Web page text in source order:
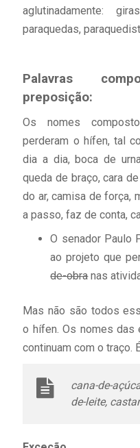
aglutinadamente:
paraquedas,
Palavras
preposição:
Os nomes
perderam o hífen, tal
dia a dia, boca de
queda de braço, cara
do ar, camisa de força,
a passo, faz de conta,
O senador Paulo
ao projeto que
de-obranas
Mas não são todos
o hífen. Os nomes das
continuam com o traço.
cana-de-
de-leite,